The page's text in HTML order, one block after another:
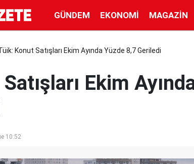
GÜNDEM EKONOMI MAGAZIN
Konut Satışları Ekim Ayında Yüzde 8,7 Geriledi
Ekim
10:52